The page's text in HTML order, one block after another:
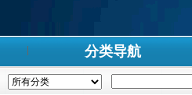
分类导航